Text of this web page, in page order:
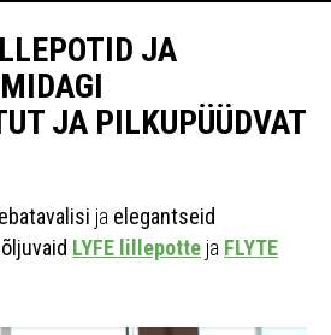
JA
JA PILKUPÜÜDVAT
ebatavalisi ja elegantseid
LYFE lillepotte ja FLYTE